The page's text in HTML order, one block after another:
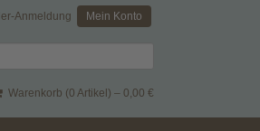
Mein Konto
Anmeldung
Warenkorb (0 Artikel) – 0,00 €